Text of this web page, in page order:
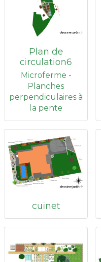
Plan de
circulation6
Microferme -
Planches
perpendiculaires à
la pente
cuinet